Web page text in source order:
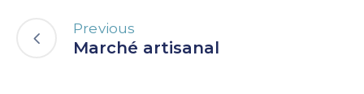
Previous
Marché artisanal